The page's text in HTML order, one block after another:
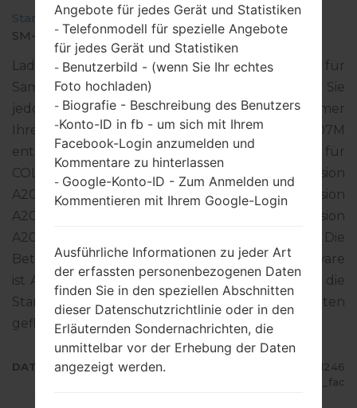
Startseite →Galaxy A20s →SamsungSM-A207M
SM-A207M_1_20200514041241_l246t6u3r3_fac.zip
Laden Sie das neueste Firmware-Update für
Samsung Galaxy A20s herunter. Vergessen Sie
jedoch nicht zu überprüfen, ob die Modellnummer
Ihres Smartphones dem angegebenen SM-A207M
entspricht. Der Firmware-Code COL ist für
COLOMBIA. Das Produkt wird mit der PDA-Version
A207MUBU2BTD7 und CSC-Version
A207MOWM2BTD8, MODEM-Version
A207MUBU2BTD7 geliefert. Die
Betriebssystemversion der angegebenen Firmware
ist Android Q 10. Detalierte Anleitung, wie man die
Standart - Firmware auf Samsung-Geräten
geflascht wird,gibt es hier
DATEINAME
SM-A207M_1_20200514041241_l246
t6u3r3_fac
Angebote für jedes Gerät und Statistiken
- Telefonmodell für spezielle Angebote
für jedes Gerät und Statistiken
- Benutzerbild - (wenn Sie Ihr echtes
Foto hochladen)
- Biografie - Beschreibung des Benutzers
-Konto-ID in fb - um sich mit Ihrem
Facebook-Login anzumelden und
Kommentare zu hinterlassen
- Google-Konto-ID - Zum Anmelden und
Kommentieren mit Ihrem Google-Login
Ausführliche Informationen zu jeder Art
der erfassten personenbezogenen Daten
finden Sie in den speziellen Abschnitten
dieser Datenschutzrichtlinie oder in den
Erläuternden Sondernachrichten, die
unmittelbar vor der Erhebung der Daten
angezeigt werden.